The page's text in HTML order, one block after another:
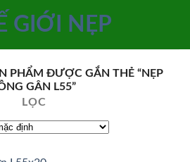
PHẨM ĐƯỢC GẮN THẺ “NẸP
GÂN L55”
LỌC